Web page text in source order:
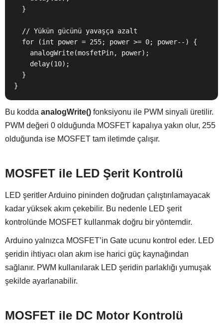
}
Bu kodda analogWrite() fonksiyonu ile PWM sinyali üretilir.
PWM değeri 0 olduğunda MOSFET kapalıya yakın olur, 255
olduğunda ise MOSFET tam iletimde çalışır.
MOSFET ile LED Şerit Kontrolü
LED şeritler Arduino pininden doğrudan çalıştırılamayacak
kadar yüksek akım çekebilir. Bu nedenle LED şerit
kontrolünde MOSFET kullanmak doğru bir yöntemdir.
Arduino yalnızca MOSFET’in Gate ucunu kontrol eder. LED
şeridin ihtiyacı olan akım ise harici güç kaynağından
sağlanır. PWM kullanılarak LED şeridin parlaklığı yumuşak
şekilde ayarlanabilir.
MOSFET ile DC Motor Kontrolü